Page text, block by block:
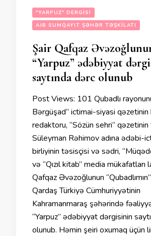
"YARPUZ" DERGISI
AJB SUMQAYIT ŞƏHƏR TƏŞKILATI
Şair Qafqaz
“Yarpuz” ədəbiyyat
saytında dərc olunub
Post Views: 101 Qubadlı
Bərgüşad” ictimai-siyasi qəzetinin
redaktoru, “Sözün sehri”
Süleyman Rəhimov adına ədəbi-
birliyinin təsisçisi və sədri,
və “Qızıl kitab” media mükafatları
Qafqaz Əvəzoğlunun
Qardaş Türkiyə Cümhuriyyətinin
Kahramanmaraş şəhərində
“Yarpuz” ədəbiyyat dərgisinin
olunub. Həmin şeiri oxumaq üçün